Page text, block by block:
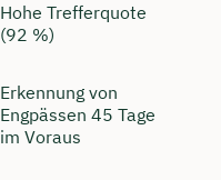
Hohe Trefferquote
(92 %)
Erkennung von
Engpässen 45 Tage
im Voraus